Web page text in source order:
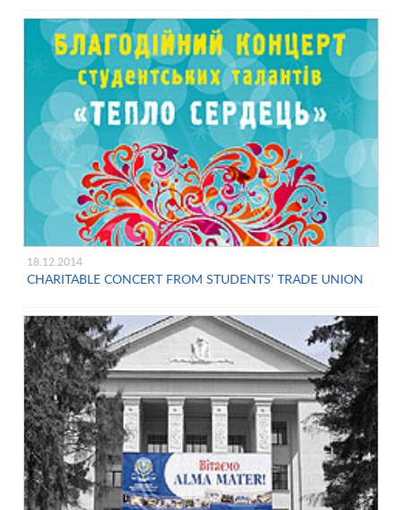
18.12.2014
CHARITABLE CONCERT FROM STUDENTS’ TRADE UNION